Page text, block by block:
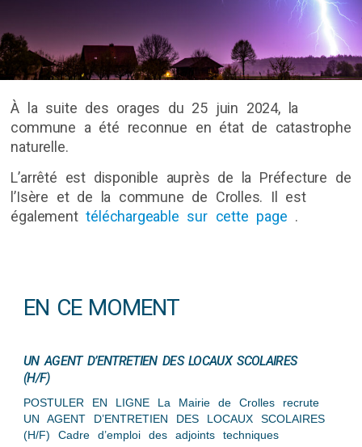
À la suite des orages du 25 juin 2024, la
commune a été reconnue en état de catastrophe
naturelle.
L’arrêté est disponible auprès de la Préfecture de
l’Isère et de la commune de Crolles. Il est
égalementtéléchargeable sur cette page .
EN CE MOMENT
UN AGENT D’ENTRETIEN DES LOCAUX SCOLAIRES
(H/F)
POSTULER EN LIGNE La Mairie de Crolles recrute
UN AGENT D’ENTRETIEN DES LOCAUX SCOLAIRES
(H/F) Cadre d’emploi des adjoints techniques